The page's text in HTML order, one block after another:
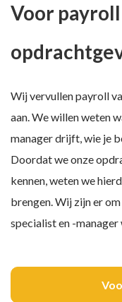
Voor
Wij vervullen payroll
aan. We willen weten
manager drijft, wie je
Doordat we onze
kennen, weten we
brengen. Wij zijn er
specialist en -manager